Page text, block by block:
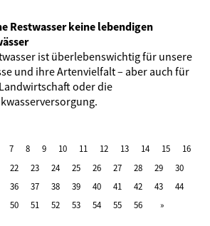
Restwasser keine lebendigen
ist überlebenswichtig für unsere
und ihre Artenvielfalt – aber auch für
oder die
7 8 9 10 11 12 13 14 15
16
22 23 24 25 26 27 28 29
30
36 37 38 39 40 41 42 43
44
50 51 52 53 54 55 56